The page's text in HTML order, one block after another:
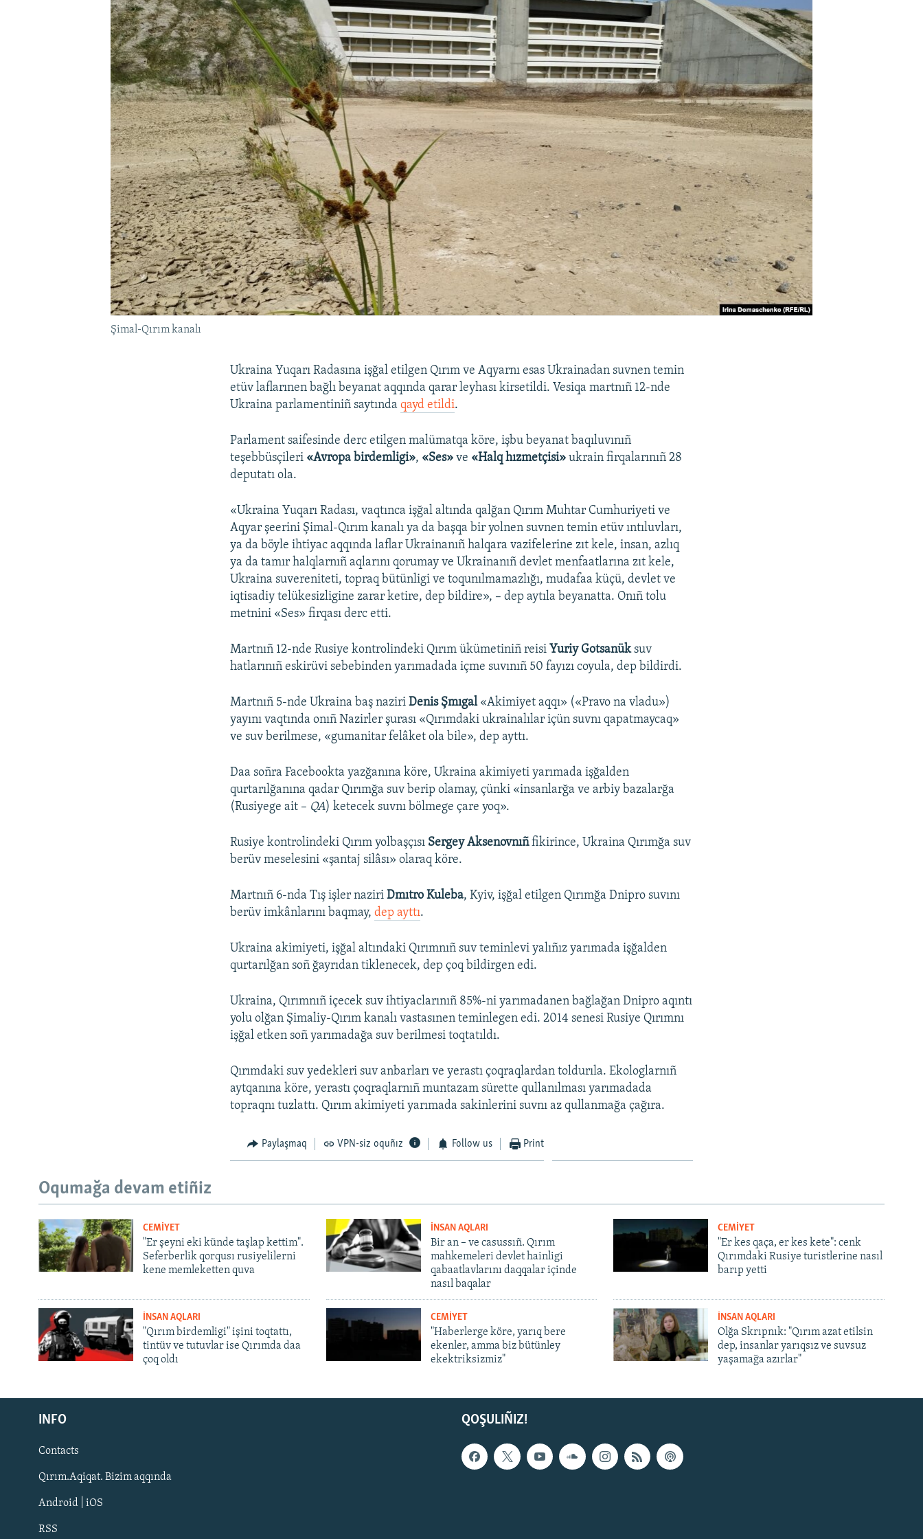
Русский
Українською
QOŞULIÑIZ!
Şimal-Qırım kanalı
Ukraina Yuqarı Radasına işğal etilgen Qırım ve Aqyarnı esas Ukrainadan suvnen temin
etüv laflarınen bağlı beyanat aqqında qarar leyhası kirsetildi. Vesiqa martnıñ 12-nde
Ukraina parlamentiniñ saytındaqayd etildi.
Parlament saifesinde derc etilgen malümatqa köre, işbu beyanat baqıluvınıñ
teşebbüsçileri «Avropa birdemligi», «Ses» ve «Halq hızmetçisi» ukrain firqalarınıñ 28
deputatı ola.
«Ukraina Yuqarı Radası, vaqtınca işğal altında qalğan Qırım Muhtar Cumhuriyeti ve
Aqyar şeerini Şimal-Qırım kanalı ya da başqa bir yolnen suvnen temin etüv ıntıluvları,
ya da böyle ihtiyac aqqında laflar Ukrainanıñ halqara vazifelerine zıt kele, insan, azlıq
ya da tamır halqlarnıñ aqlarını qorumay ve Ukrainanıñ devlet menfaatlarına zıt kele,
Ukraina suvereniteti, topraq bütünligi ve toqunılmamazlığı, mudafaa küçü, devlet ve
iqtisadiy telükesizligine zarar ketire, dep bildire», – dep aytıla beyanatta. Onıñ tolu
metnini «Ses» firqası derc etti.
Martnıñ 12-nde Rusiye kontrolindeki Qırım ükümetiniñ reisi Yuriy Gotsanüksuv
hatlarınıñ eskirüvi sebebinden yarımadada içme suvınıñ 50 fayızı coyula, dep bildirdi.
Martnıñ 5-nde Ukraina baş naziriDenis Şmıgal «Akimiyet aqqı» («Pravo na vladu»)
yayını vaqtında onıñ Nazirler şurası «Qırımdaki ukrainalılar içün suvnı qapatmaycaq»
ve suv berilmese, «gumanitar felâket ola bile», dep ayttı.
Daa soñra Facebookta yazğanına köre, Ukraina akimiyeti yarımada işğalden
qurtarılğanına qadar Qırımğa suv berip olamay, çünki «insanlarğa ve arbiy bazalarğa
(Rusiyege ait – QA) ketecek suvnı bölmege çare yoq».
Rusiye kontrolindeki Qırım yolbaşçısı Sergey Aksenovnıñfikirince, Ukraina Qırımğa suv
berüv meselesini «şantaj silâsı» olaraq köre.
Martnıñ 6-nda Tış işler naziriDmıtro Kuleba, Kyiv, işğal etilgen Qırımğa Dnipro suvını
berüv imkânlarını baqmay,dep ayttı.
Ukraina akimiyeti, işğal altındaki Qırımnıñ suv teminlevi yalıñız yarımada işğalden
qurtarılğan soñ ğayrıdan tiklenecek, dep çoq bildirgen edi.
Ukraina, Qırımnıñ içecek suv ihtiyaclarınıñ 85%-ni yarımadanen bağlağan Dnipro aqıntı
yolu olğan Şimaliy-Qırım kanalı vastasınen teminlegen edi. 2014 senesi Rusiye Qırımnı
işğal etken soñ yarımadağa suv berilmesi toqtatıldı.
Qırımdaki suv yedekleri suv anbarları ve yerastı çoqraqlardan toldurıla. Ekologlarnıñ
aytqanına köre, yerastı çoqraqlarnıñ muntazam sürette qullanılması yarımadada
topraqnı tuzlattı. Qırım akimiyeti yarımada sakinlerini suvnı az qullanmağa çağıra.
Paylaşmaq VPN-siz oquñız Follow us Print
Oqumağa devam etiñiz
CEMİYET
"Er şeyni eki künde taşlap kettim".
Seferberlik qorqusı rusiyelilerni
kene memleketten quva
İNSAN AQLARI
Bir an – ve casussıñ. Qırım
mahkemeleri devlet hainligi
qabaatlavlarını daqqalar içinde
nasıl baqalar
CEMİYET
"Er kes qaça, er kes kete": cenk
Qırımdaki Rusiye turistlerine nasıl
barıp yetti
İNSAN AQLARI
"Qırım birdemligi" işini toqtattı,
tintüv ve tutuvlar ise Qırımda daa
çoq oldı
CEMİYET
"Haberlerge köre, yarıq bere
ekenler, amma biz bütünley
ekektriksizmiz"
İNSAN AQLARI
Olğa Skrıpnık: "Qırım azat etilsin
dep, insanlar yarıqsız ve suvsuz
yaşamağa azırlar"
QOŞULIÑIZ!
INFO
Contacts
Qırım.Aqiqat. Bizim aqqında
Android | iOS
RSS